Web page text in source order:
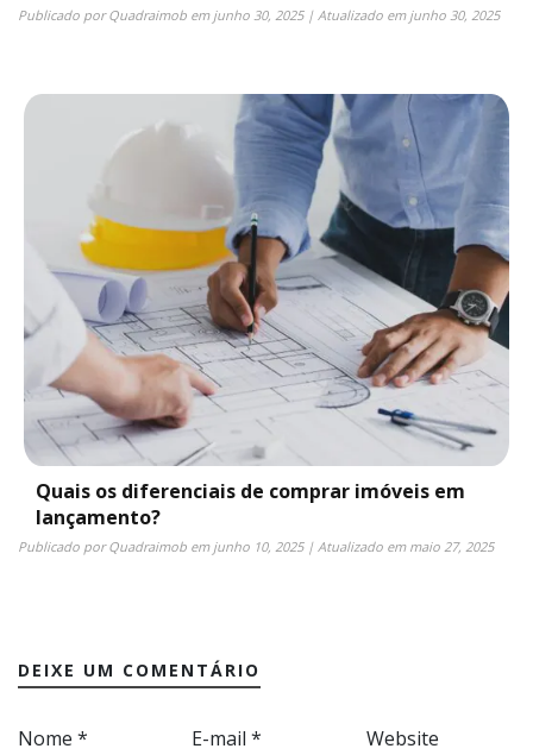
Publicado porQuadraimob em junho 30, 2025| Atualizado em junho 30, 2025
Quais os diferenciais de comprar imóveis em
lançamento?
Publicado porQuadraimob em junho 10, 2025| Atualizado em maio 27, 2025
DEIXE UM COMENTÁRIO
Nome * E-mail* Website